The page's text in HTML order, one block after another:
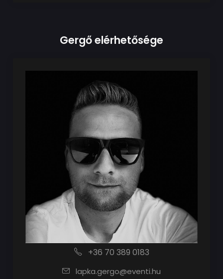
Gergő elérhetősége
+36 70 389 0183
lapka.gergo@eventi.hu